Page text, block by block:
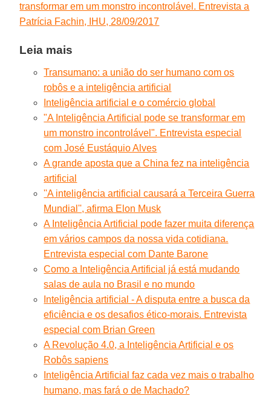
transformar em um monstro incontrolável. Entrevista a
Patrícia Fachin, IHU, 28/09/2017
Leia mais
Transumano: a união do ser humano com os
robôs e a inteligência artificial
Inteligência artificial e o comércio global
"A Inteligência Artificial pode se transformar em
um monstro incontrolável". Entrevista especial
com José Eustáquio Alves
A grande aposta que a China fez na inteligência
artificial
''A inteligência artificial causará a Terceira Guerra
Mundial'', afirma Elon Musk
A Inteligência Artificial pode fazer muita diferença
em vários campos da nossa vida cotidiana.
Entrevista especial com Dante Barone
Como a Inteligência Artificial já está mudando
salas de aula no Brasil e no mundo
Inteligência artificial - A disputa entre a busca da
eficiência e os desafios ético-morais. Entrevista
especial com Brian Green
A Revolução 4.0, a Inteligência Artificial e os
Robôs sapiens
Inteligência Artificial faz cada vez mais o trabalho
humano, mas fará o de Machado?